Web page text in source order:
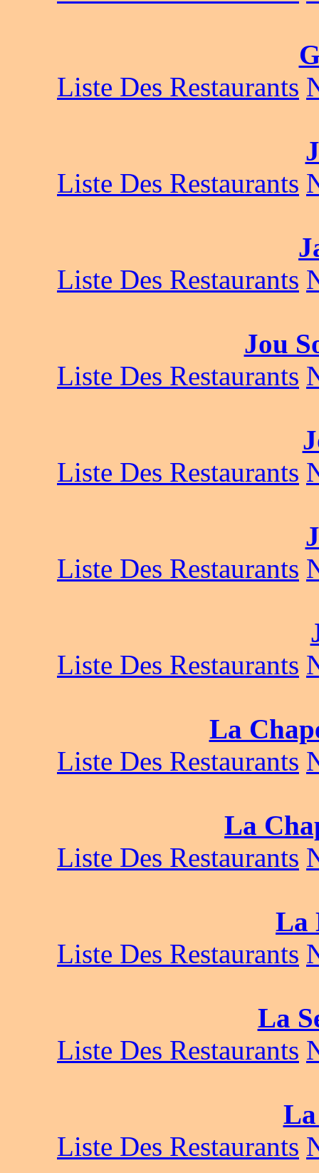
Liste Des Restaurants
Liste Des Restaurants
Liste Des Restaurants
Jou
Liste Des Restaurants
Liste Des Restaurants
Liste Des Restaurants
Liste Des Restaurants
La
Liste Des Restaurants
La
Liste Des Restaurants
La
Liste Des Restaurants
La
Liste Des Restaurants
Liste Des Restaurants